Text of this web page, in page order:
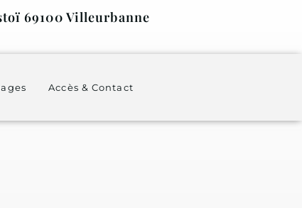
69100 Villeurbanne
Accès & Contact